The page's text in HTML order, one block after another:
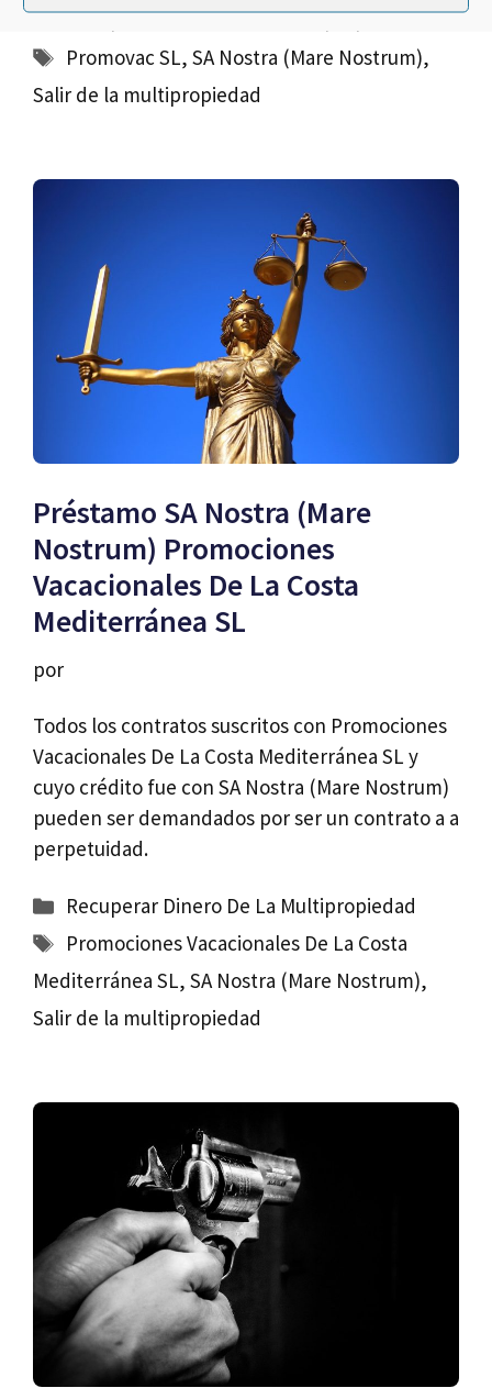
Categorías
Recuperar Dinero De La Multipropiedad
Etiquetas
Promovac SL,SA Nostra (Mare Nostrum),
Salir de la multipropiedad
Préstamo SA Nostra (Mare
Nostrum) Promociones
Vacacionales De La Costa
Mediterránea SL
por
Todos los contratos suscritos con Promociones
Vacacionales De La Costa Mediterránea SL y
cuyo crédito fue con SA Nostra (Mare Nostrum)
pueden ser demandados por ser un contrato a a
perpetuidad.
Categorías
Recuperar Dinero De La Multipropiedad
Etiquetas
Promociones Vacacionales De La Costa
Mediterránea SL, SA Nostra (Mare Nostrum),
Salir de la multipropiedad